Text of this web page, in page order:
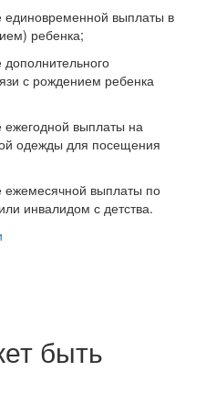
единовременной выплаты в
ребенка;
дополнительного
с рождением ребенка
ежегодной выплаты на
одежды для посещения
ежемесячной выплаты по
инвалидом с детства.
быть